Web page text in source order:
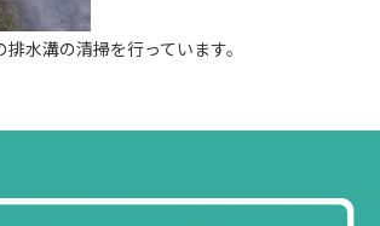
水溝の清掃を行っています。